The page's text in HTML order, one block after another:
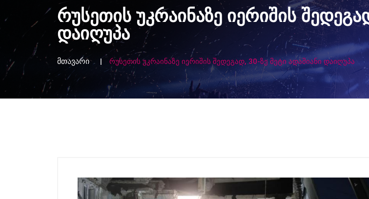
რუსეთის უკრაინაზე იერიშის
დაიღუპა
მთავარი რუსეთის უკრაინაზე იერიშის შედეგად, 30-ზე მეტი ადამიანი დაიღუპა